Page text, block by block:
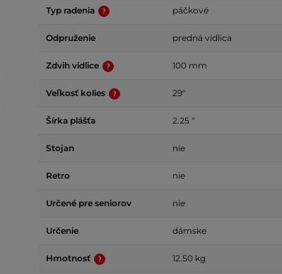
Typ radenia páčkové
Odpruženie predná vidlica
Zdvih vidlice 100 mm
Veľkosť kolies 29"
Šírka plášťa 2.25 "
Stojan nie
Retro nie
Určené pre seniorov nie
Určenie dámske
Hmotnosť 12.50 kg